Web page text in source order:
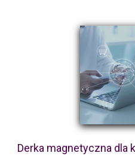
Derka magnetyczna dla